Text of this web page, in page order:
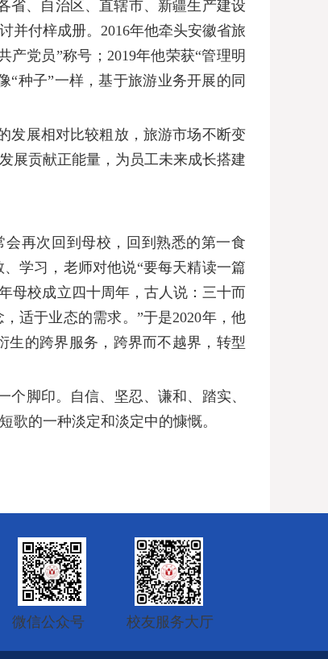
省、自治区、直辖市、新疆生产建设
并付梓成册。 2016年他牵头安徽省旅
产党员”称号； 2019年他荣获“管理明
“种子”一样，基于旅游业务开展的同
发展相对比较粗放，旅游市场不断变
展贡献正能量，为员工未来成长搭建
再次回到母校，回到熟悉的第一食
学习，老师对他说“要每天精读一篇
母校成立四十周年，古人说：三十而
适于业态的需求。”于是2020年，他
生的跨界服务，跨界而不越界，转型
脚印。自信、坚忍、谦和、踏实、
歌的一种淡定和淡定中的慷慨。
校友服务大厅
微信公众号